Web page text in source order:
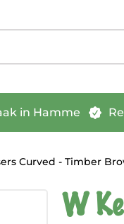
in Hamme
Curved - Timber
W